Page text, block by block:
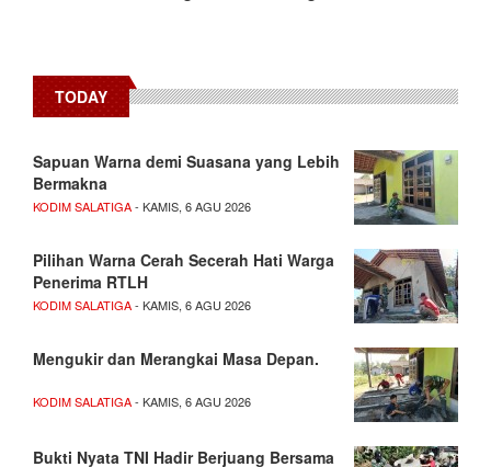
TODAY
Sapuan Warna demi Suasana yang Lebih
Bermakna
KODIM SALATIGA- KAMIS, 6 AGU 2026
Pilihan Warna Cerah Secerah Hati Warga
Penerima RTLH
KODIM SALATIGA- KAMIS, 6 AGU 2026
Mengukir dan Merangkai Masa Depan.
KODIM SALATIGA- KAMIS, 6 AGU 2026
Bukti Nyata TNI Hadir Berjuang Bersama